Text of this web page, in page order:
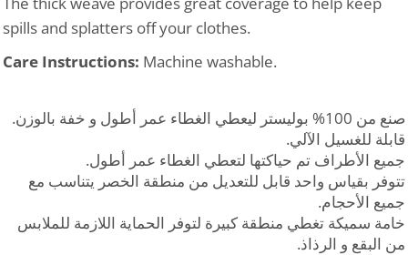
spills and splatters off your clothes.
Care Instructions: Machine washable.
صنع من 100% بوليستر ليعطي الغطاء عمر أطول و خفة بالوزن.
قابلة للغسيل الآلي.
جميع الأطراف تم حياكتها لتعطي الغطاء عمر أطول.
تتوفر بقياس واحد قابل للتعديل من منطقة الخصر يتناسب مع
جميع الأحجام.
خامة سميكة تغطي منطقة كبيرة لتوفر الحماية اللازمة للملابس
من البقع و الرذاذ.